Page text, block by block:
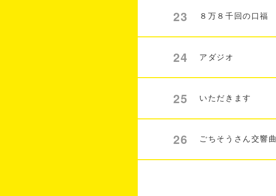
23 ８万８千回の口福
24 アダジオ
25 いただきます
26 ごちそうさん交響曲